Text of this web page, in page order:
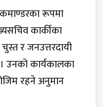
कमाण्डरका रूपमा
कार्कीका
र जनउत्तरदायी
उनको कार्यकालका
रहने अनुमान